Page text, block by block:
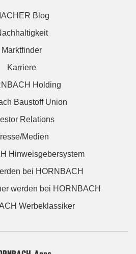
Blog
Marktfinder
Karriere
Holding
Baustoff Union
Relations
Medien
Hinweisgebersystem
bei HORNBACH
werden bei HORNBACH
Werbeklassiker